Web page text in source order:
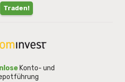
Traden!
Konto- und